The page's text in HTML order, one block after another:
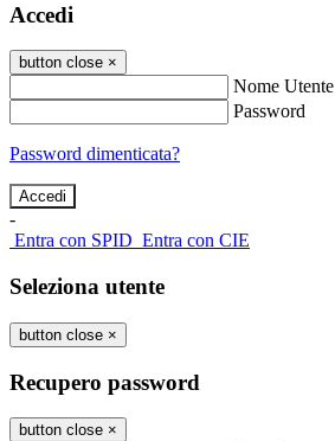
Accedi
button close ×
Nome Utente
Password
Password dimenticata?
-
Entra con SPID Entra con CIE
Seleziona utente
button close ×
Recupero password
button close ×